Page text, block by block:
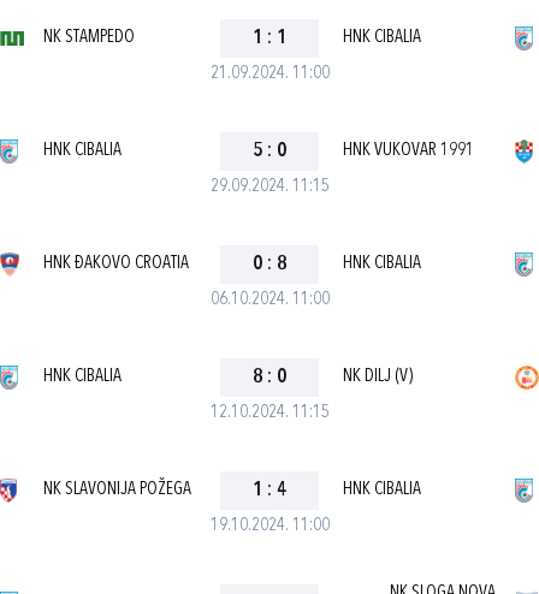
21.09.2024. 11:00
NK STAMPEDO 1 : 1 HNK CIBALIA
29.09.2024. 11:15
HNK CIBALIA 5 : 0 HNK VUKOVAR 1991
06.10.2024. 11:00
HNK ĐAKOVO CROATIA 0 : 8 HNK CIBALIA
12.10.2024. 11:15
HNK CIBALIA 8 : 0 NK DILJ (V)
19.10.2024. 11:00
NK SLAVONIJA POŽEGA 1 : 4 HNK CIBALIA